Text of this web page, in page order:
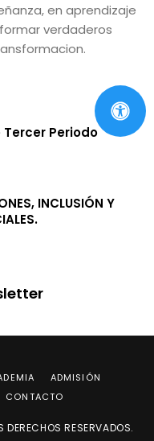
en aprendizaje
verdaderos
Periodo
INCLUSIÓN Y
ADMISIÓN
CONTACTO
DERECHOS RESERVADOS.